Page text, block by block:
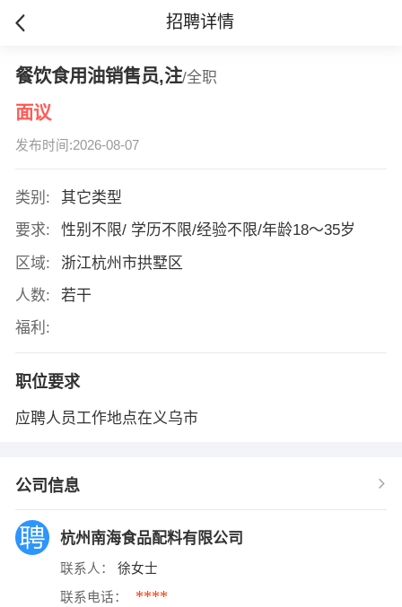
招聘详情
餐饮食用油销售员,注/全职
面议
发布时间:2026-08-07
类别:
其它类型
要求:
性别不限/ 学历不限/经验不限/年龄18～35岁
区域:
浙江杭州市拱墅区
人数:
若干
福利:
职位要求
应聘人员工作地点在义乌市
公司信息
杭州南海食品配料有限公司
联系人： 徐女士
联系电话： ****